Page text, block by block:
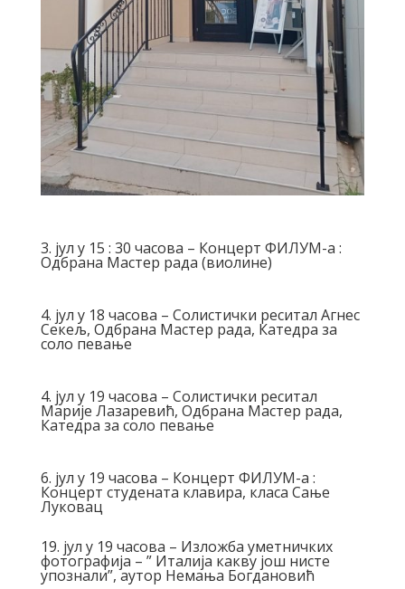
3. јул у 15 : 30 часова – Концерт ФИЛУМ-а :
Одбрана Мастер рада (виолине)
4. јул у 18 часова – Солистички реситал Агнес
Секељ, Одбрана Мастер рада, Катедра за
соло певање
4. јул у 19 часова – Солистички реситал
Марије Лазаревић, Одбрана Мастер рада,
Катедра за соло певање
6. јул у 19 часова – Концерт ФИЛУМ-а :
Концерт студената клавира, класа Сање
Луковац
19. јул у 19 часова – Изложба уметничких
фотографија – ” Италија какву још нисте
упознали”, аутор Немања Богдановић